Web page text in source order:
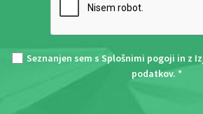
Seznanjen sem s Splošnimi pogoji in z
podatkov. *